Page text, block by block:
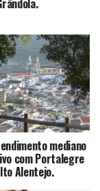
mediano
com Portalegre
Alentejo.